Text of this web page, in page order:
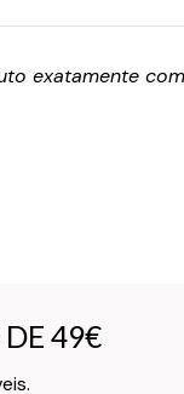
exatamente
DE 49€
DE 49€